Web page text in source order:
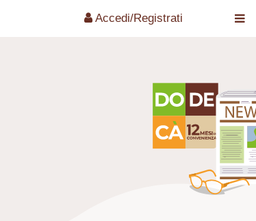
Accedi/Registrati